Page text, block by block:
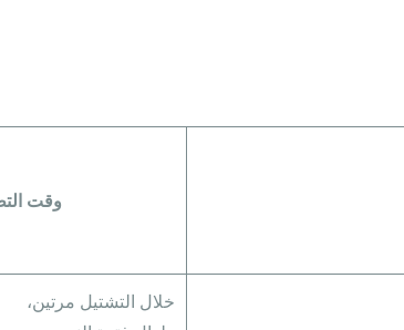
وقت
خلال التشتيل مرتين،